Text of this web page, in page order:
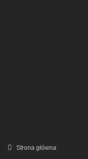
Strona główna